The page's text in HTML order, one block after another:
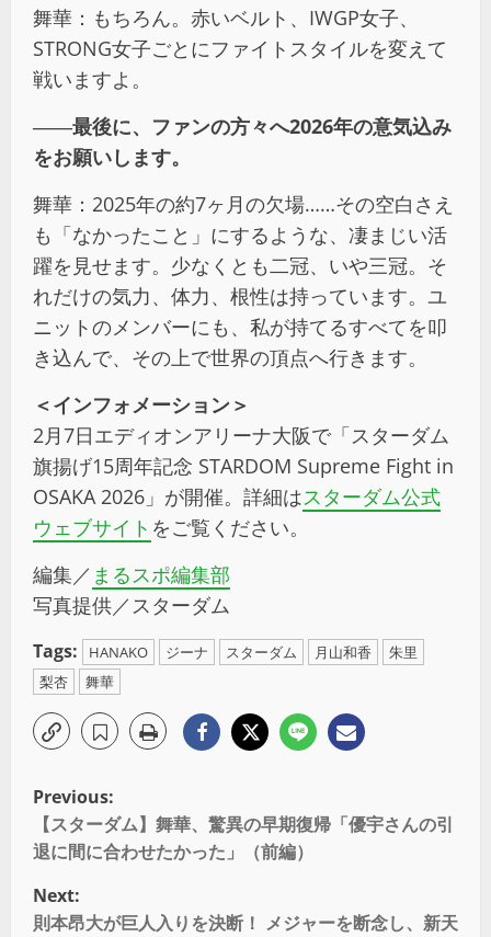
舞華：もちろん。赤いベルト、IWGP女子、
STRONG女子ごとにファイトスタイルを変えて
戦いますよ。
――最後に、ファンの方々へ2026年の意気込み
をお願いします。
舞華：2025年の約7ヶ月の欠場……その空白さえ
も「なかったこと」にするような、凄まじい活
躍を見せます。少なくとも二冠、いや三冠。そ
れだけの気力、体力、根性は持っています。ユ
ニットのメンバーにも、私が持てるすべてを叩
き込んで、その上で世界の頂点へ行きます。
＜インフォメーション＞
2月7日エディオンアリーナ大阪で「スターダム
旗揚げ15周年記念 STARDOM Supreme Fight in
OSAKA 2026」が開催。詳細はスターダム公式
ウェブサイト をご覧ください。
編集／ まるスポ編集部
写真提供／スターダム
Tags: HANAKO ジーナ スターダム 月山和香
朱里
梨杏
舞華
Previous:
【スターダム】舞華、驚異の早期復帰「優宇さんの引
退に間に合わせたかった」（前編）
Next:
則本昂大が巨人入りを決断！ メジャーを断念し、新天